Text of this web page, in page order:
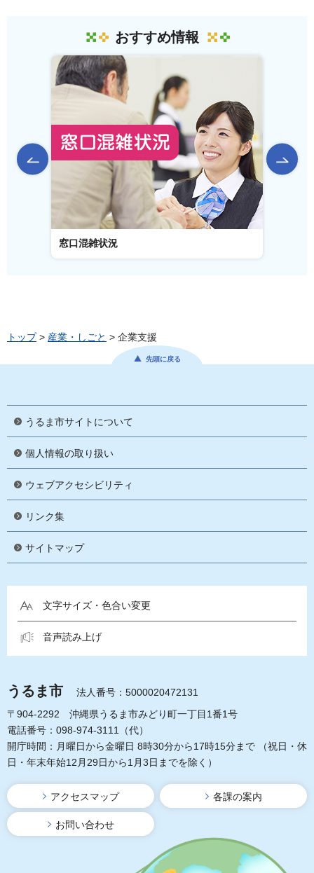
おすすめ情報
前のスライドを表示
窓口混雑状況
トップ> 産業・しごと > 企業支援
先頭に戻る
うるま市サイトについて
個人情報の取り扱い
ウェブアクセシビリティ
リンク集
サイトマップ
文字サイズ・色合い変更
音声読み上げ
うるま市
法人番号：5000020472131
〒904-2292 沖縄県うるま市みどり町一丁目1番1号
電話番号：098-974-3111（代）
開庁時間：月曜日から金曜日 8時30分から17時15分まで
（祝日・休
日・年末年始12月29日から1月3日までを除く）
アクセスマップ 各課の案内
お問い合わせ